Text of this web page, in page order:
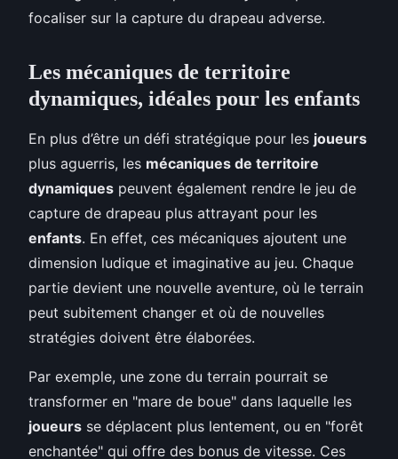
focaliser sur la capture du drapeau adverse.
Les mécaniques de territoire
dynamiques, idéales pour les enfants
En plus d’être un défi stratégique pour les joueurs
plus aguerris, les mécaniques de territoire
dynamiques peuvent également rendre le jeu de
capture de drapeau plus attrayant pour les
enfants. En effet, ces mécaniques ajoutent une
dimension ludique et imaginative au jeu. Chaque
partie devient une nouvelle aventure, où le terrain
peut subitement changer et où de nouvelles
stratégies doivent être élaborées.
Par exemple, une zone du terrain pourrait se
transformer en "mare de boue" dans laquelle les
joueurs se déplacent plus lentement, ou en "forêt
enchantée" qui offre des bonus de vitesse. Ces